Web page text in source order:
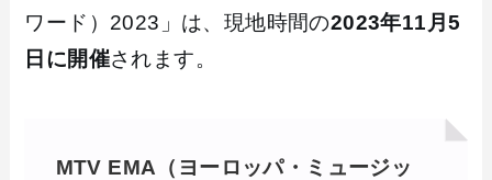
ワード）2023」は、現地時間の2023年11月5
日に開催されます。
MTV EMA（ヨーロッパ・ミュージッ